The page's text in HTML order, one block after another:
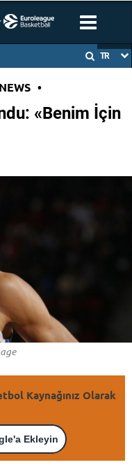
TR
•
«Benim İçin
Kaynağınız Olarak
Ekleyin